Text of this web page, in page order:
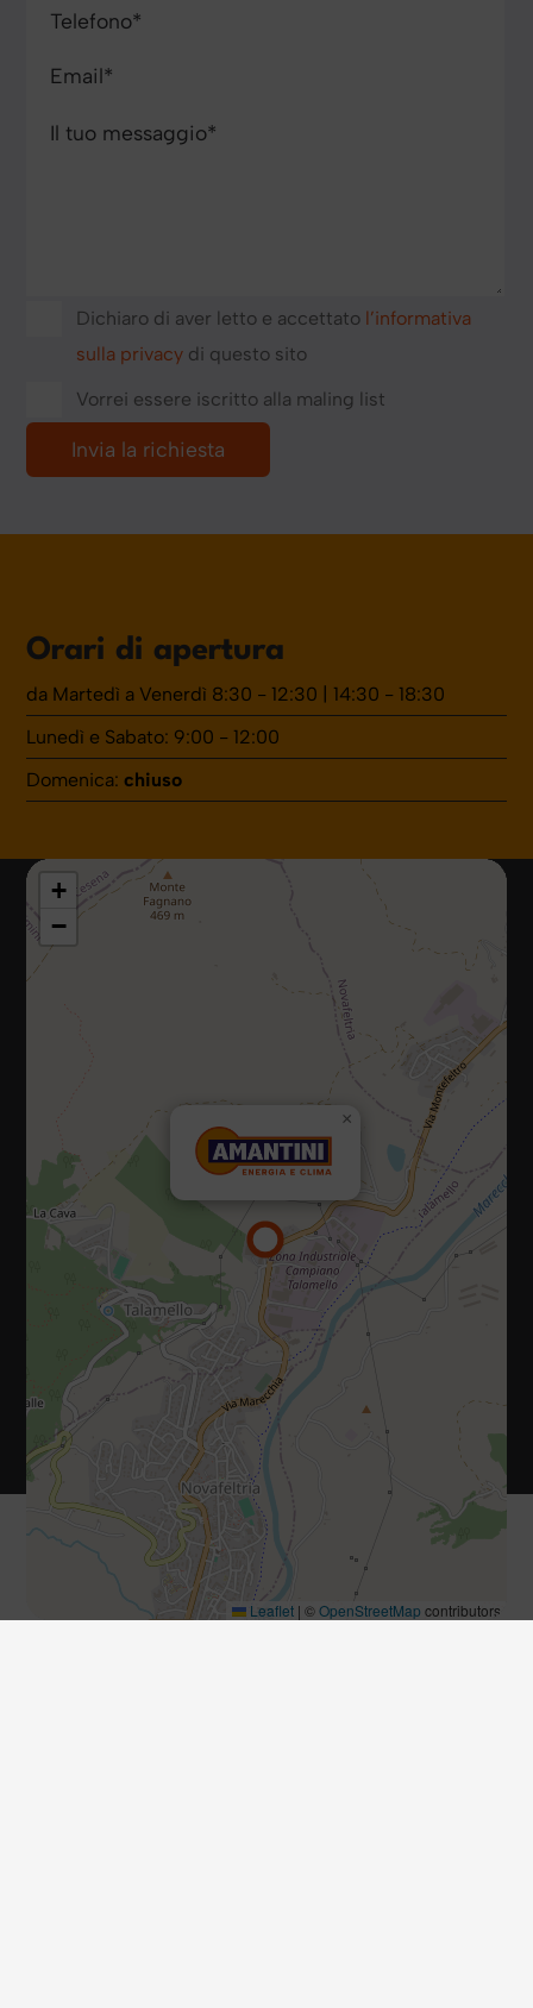
Dichiaro di aver letto e accettato l’informativa
sulla privacy di questo sito
Vorrei essere iscritto alla maling list
Orari di apertura
da Martedì a Venerdì 8:30 - 12:30 | 14:30 - 18:30
Lunedì e Sabato: 9:00 - 12:00
Domenica:chiuso
×
+
−
Leaflet | ©OpenStreetMap contributors
47867 Via Campiano, 10, Talamello (Rimini)
0541 920035
E-mail: info@amantiniclima.it
P.IVA 01073470419
Privacy policy
Cookie policy
Diritti riservati 2025 - 2026
Sito realizzato da IDlab